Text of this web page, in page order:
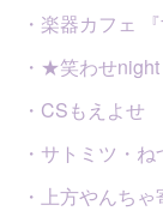
・楽器カフェ
・★笑わせ
・CSもえよせ
・サトミツ・
・上方やんちゃ